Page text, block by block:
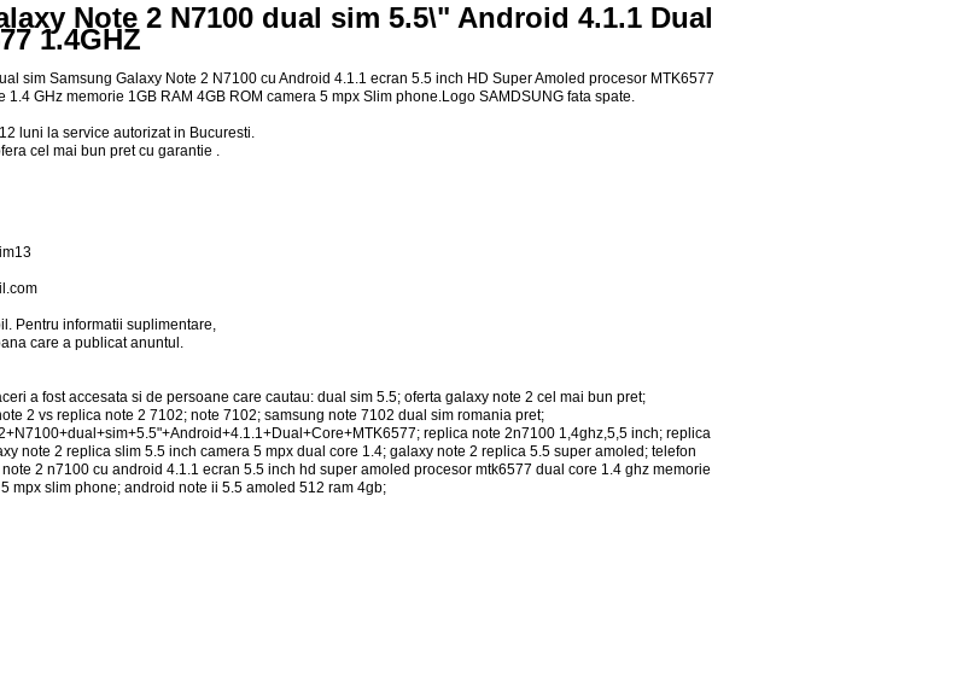
Note 2 N7100 dual sim 5.5\" Android 4.1.1 Dual
1.4GHZ
sim Samsung Galaxy Note 2 N7100 cu Android 4.1.1 ecran 5.5 inch HD Super Amoled procesor MTK6577
1.4 GHz memorie 1GB RAM 4GB ROM camera 5 mpx Slim phone.Logo SAMDSUNG fata spate.
luni la service autorizat in Bucuresti.
cel mai bun pret cu garantie .
. Pentru informatii suplimentare,
care a publicat anuntul.
a fost accesata si de persoane care cautau: dual sim 5.5; oferta galaxy note 2 cel mai bun pret;
2 vs replica note 2 7102; note 7102; samsung note 7102 dual sim romania pret;
replica note 2n7100 1,4ghz,5,5 inch; replica
note 2 replica slim 5.5 inch camera 5 mpx dual core 1.4; galaxy note 2 replica 5.5 super amoled; telefon
2 n7100 cu android 4.1.1 ecran 5.5 inch hd super amoled procesor mtk6577 dual core 1.4 ghz memorie
mpx slim phone; android note ii 5.5 amoled 512 ram 4gb;